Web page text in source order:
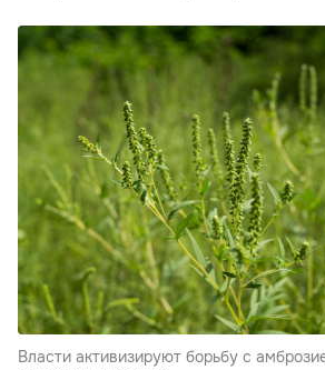
Власти активизируют борьбу с